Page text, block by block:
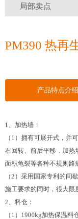
局部卖点
PM390 热再
产品特点介绍
1、加热墙：
（1）拥有可展开式，并
右回转、前后平移，加热
面积龟裂等各种不规则路
（2）采用国家专利的间
施工要求的同时，很大限
2、料仓：
（1）1900kg加热保温